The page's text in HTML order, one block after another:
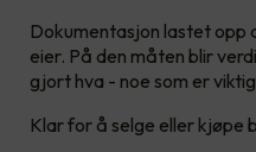
Dokumentasjon lastet
eier. På den måten blir
gjort hva - noe som er
Klar for å selge eller kjøpe